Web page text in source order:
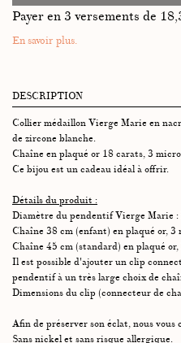
Payer en 3 versements de
En savoir plus.
DESCRIPTION
Collier médaillon Vierge Marie en
de zircone blanche.
Chaîne en plaqué or 18 carats, 3
Ce bijou est un cadeau idéal à offrir.
Détails du produit :
Diamètre du pendentif Vierge Marie :
Chaîne 38 cm (enfant) en plaqué or, 3
Chaîne 45 cm (standard) en plaqué
Il est possible d'ajouter un clip
pendentif à un très large choix de
Dimensions du clip (connecteur de
Afin de préserver son éclat, nous vous
Sans nickel et sans risque allergique.